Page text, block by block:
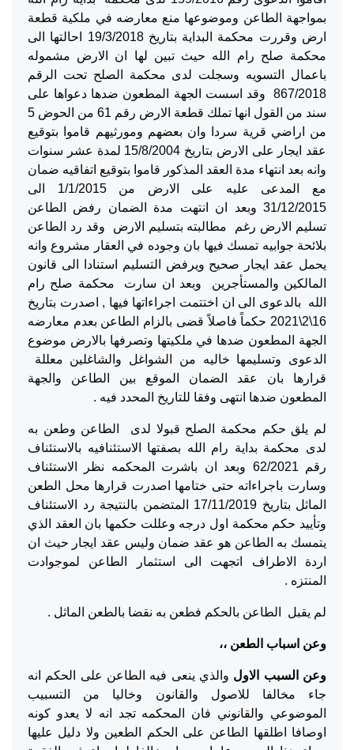
بمواجهة الطاعن وموضوعها منع معارضه في ملكية قطعة
ارض وقررت محكمة البداية بتاريخ 19/3/2018 احالتها الى
محكمة صلح رام الله حيث تبين لها ان الارض مشموله
باعمال التسويه وسجلت لدى محكمة الصلح تحت الرقم
867/2018 وقد اسست الجهة المطعون ضدها دعواها على
سند من القول انها تملك قطعة الارض رقم 61 من الحوض 5
من اراضي قرية سردا وان بعضهم ومورثيهم قاموا بتوقيع
عقد ايجار على الارض بتاريخ 15/8/2004 لمدة عشر سنوات
وانه بعد انتهاء مدة العقد المذكور قاموا بتوقيع اتفاقيه ضمان
مع المدعى عليه على الارض من 1/1/2015 الى
31/12/2015 وبعد ان انتهت مدة الضمان رفض الطاعن
تسليم الارض رغم مطالبته بتسليم الارض وقد رد الطاعن
بلائحة جوابيه تمسك فيها بان وجوده في العقار مشروع وانه
يحمل عقد ايجار صحيح ويرفض التسليم استنادا الى قانون
المالكين والمستأجرين وبعد ان سارت محكمة صلح رام
الله بالدعوى الى ان اختتمت اجراءاتها فيها , اصدرت بتاريخ
16\2\2021 حكماً فاصلاً قضى بالزام الطاعن بعدم معارضه
الجهة المطعون ضدها في ملكيتها وتصرفها بالارض موضوع
الدعوى وتسليمها خاليه من الشواغل والشاغلين معللة
قرارها بان عقد الضمان الموقع بين الطاعن والجهة
المطعون ضدها انتهى وفقا للتاريخ المحدد فيه .
لم يلق حكم محكمة الصلح قبولا لدى الطاعن وطعن به
لدى محكمة بداية رام الله بصفتها الاستئنافيه بالاستئناف
رقم 62/2021 وبعد ان باشرت المحكمه نظر الاستئناف
وسارت باجراءاته حتى ختامها اصدرت قرارها محل الطعن
الماثل بتاريخ 17/11/2019 المتضمن بالنتيجة رد الاستئناف
وتأييد حكم محكمة اول درجه وعللت حكمها بان العقد الذي
يتمسك به الطاعن هو عقد ضمان وليس عقد ايجار حيث ان
اردة الاطراف اتجهت الى استثمار الطاعن لموجوادت
المنتزه .
لم يقبل الطاعن بالحكم فطعن به نقضا بالطعن الماثل .
وعن اسباب الطعن ،،
وعن السبب الاول والذي ينعى فيه الطاعن على الحكم انه
جاء مخالفا للاصول والقانون وخاليا من التسبيب
الموضوعي والقانوني فان المحكمه تجد انه لا يعدو كونه
اوصافا اطلقها الطاعن على الحكم الطعين ولا دليل عليها